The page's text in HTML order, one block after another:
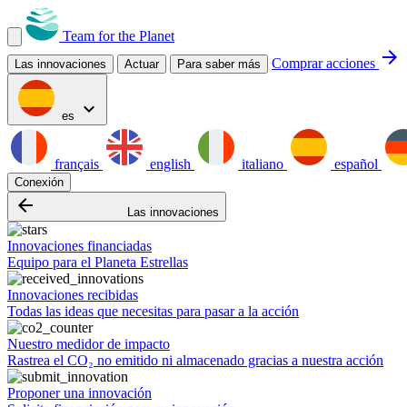
Team for the Planet
Las innovaciones Actuar Para saber más Comprar acciones arrow_forward
es expand_more
français english italiano español
Conexión
arrow_backward Las innovaciones
Innovaciones financiadas
Equipo para el Planeta Estrellas
Innovaciones recibidas
Todas las ideas que necesitas para pasar a la acción
Nuestro medidor de impacto
Rastrea el CO₂ no emitido ni almacenado gracias a nuestra acción
Proponer una innovación